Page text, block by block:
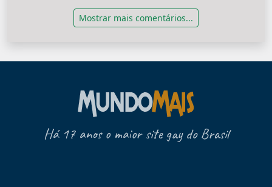
Mostrar mais comentários...
Há 17 anos o maior site gay do Brasil